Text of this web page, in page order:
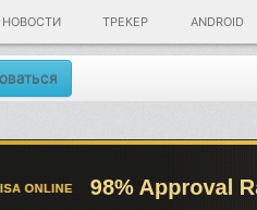
НОВОСТИ ТРЕКЕР ANDROID